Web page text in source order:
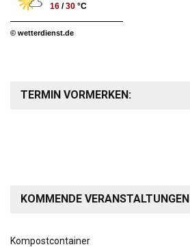
16 /30 °C
© wetterdienst.de
TERMIN VORMERKEN:
KOMMENDE VERANSTALTUNGEN
Kompostcontainer